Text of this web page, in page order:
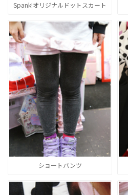
Spank!オリジナルドットスカート
ショートパンツ